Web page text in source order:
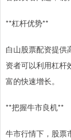
**杠杆优势**
白山股票配资提供
资者可以利用杠杆
富的快速增长。
**把握牛市良机**
牛市行情下，股票